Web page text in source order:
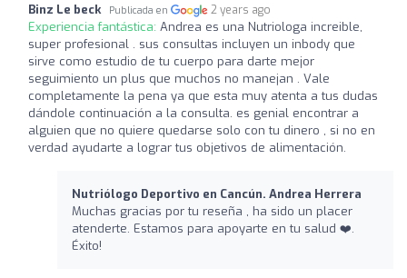
Binz Le beck Publicada en 2 years ago
Experiencia fantástica: Andrea es una Nutriologa increible,
super profesional . sus consultas incluyen un inbody que
sirve como estudio de tu cuerpo para darte mejor
seguimiento un plus que muchos no manejan . Vale
completamente la pena ya que esta muy atenta a tus dudas
dándole continuación a la consulta. es genial encontrar a
alguien que no quiere quedarse solo con tu dinero , si no en
verdad ayudarte a lograr tus objetivos de alimentación.
Nutriólogo Deportivo en Cancún. Andrea Herrera
Muchas gracias por tu reseña , ha sido un placer
atenderte. Estamos para apoyarte en tu salud ❤️‍.
Éxito!